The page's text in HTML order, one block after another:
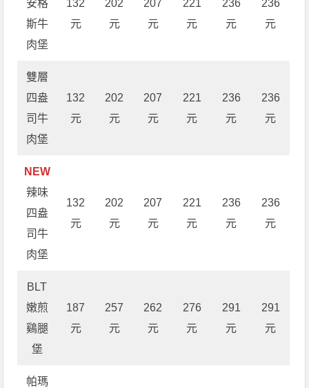
安格
斯牛
肉堡
132
元
202
元
207
元
221
元
236
元
236
元
雙層
四盎
司牛
肉堡
132
元
202
元
207
元
221
元
236
元
236
元
NEW
辣味
四盎
司牛
肉堡
132
元
202
元
207
元
221
元
236
元
236
元
BLT
嫩煎
鷄腿
堡
187
元
257
元
262
元
276
元
291
元
291
元
帕瑪